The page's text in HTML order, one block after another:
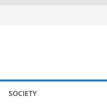
SOCIETY